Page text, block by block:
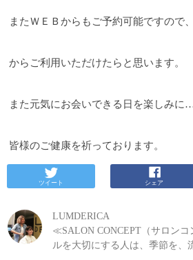
またＷＥＢからもご予約可能ですので
からご利用いただけたらと思います。
また元気にお会いできる日を楽しみに
皆様のご健康を祈っております。
ツイート シェア
LUMDERICA
≪SALON CONCEPT（サロン
ルを大切にする人は、季節を、